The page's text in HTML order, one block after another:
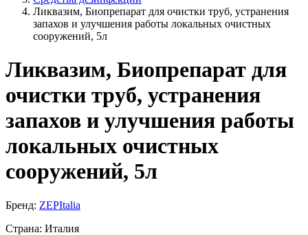
Ликвазим, Биопрепарат для очистки труб, устранения
запахов и улучшения работы локальных очистных
сооружений, 5л
Ликвазим, Биопрепарат для
очистки труб, устранения
запахов и улучшения работы
локальных очистных
сооружений, 5л
Бренд: ZEPItalia
Страна: Италия